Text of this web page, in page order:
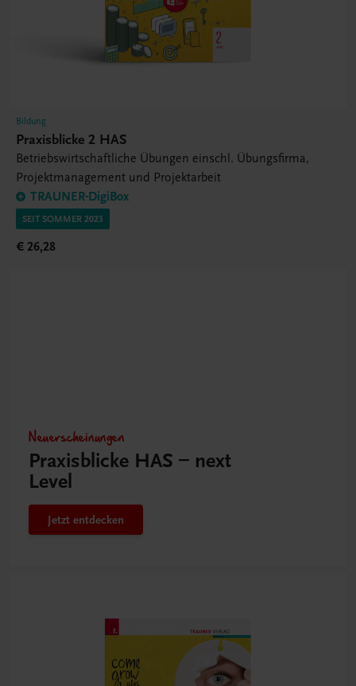
Bildung
Praxisblicke 2 HAS
Betriebswirtschaftliche Übungen einschl. Übungsfirma,
Projektmanagement und Projektarbeit
TRAUNER-DigiBox
SEIT SOMMER 2023
€ 26,28
Neuerscheinungen
Praxisblicke HAS – next
Level
Jetzt entdecken